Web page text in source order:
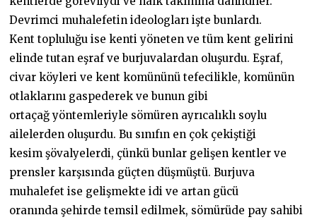
Devrimci muhalefetin ideologları işte bunlardı.
Kent topluluğu ise kenti yöneten ve tüm kent gelirini
elinde tutan eşraf ve burjuvalardan oluşurdu. Eşraf,
civar köyleri ve kent komününü tefecilikle, komünün
otlaklarını gaspederek ve bunun gibi
ortaçağ yöntemleriyle sömüren ayrıcalıklı soylu
ailelerden oluşurdu. Bu sınıfın en çok çekiştiği
kesim şövalyelerdi, çünkü bunlar gelişen kentler ve
prensler karşısında güçten düşmüştü. Burjuva
muhalefet ise gelişmekte idi ve artan gücü
oranında şehirde temsil edilmek, sömürüde pay sahibi